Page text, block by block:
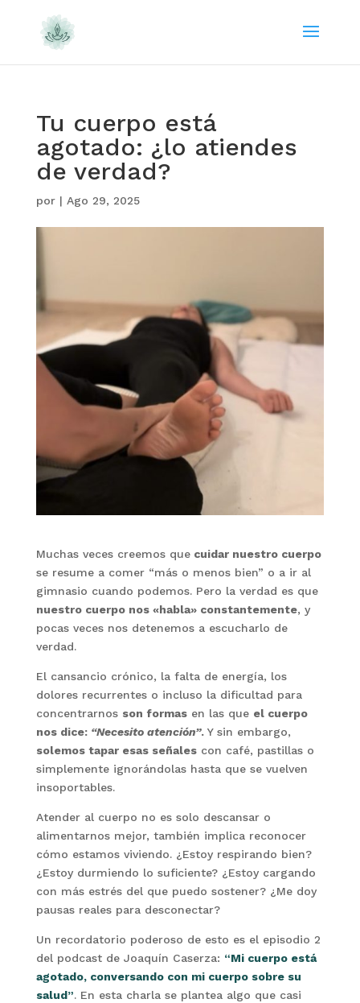
Tu cuerpo está
agotado: ¿lo atiendes
de verdad?
por | Ago 29, 2025
Muchas veces creemos quecuidar nuestro cuerpo
se resume a comer “más o menos bien” o a ir al
gimnasio cuando podemos. Pero la verdad es que
nuestro cuerpo nos «habla» constantemente, y
pocas veces nos detenemos a escucharlo de
verdad.
El cansancio crónico, la falta de energía, los
dolores recurrentes o incluso la dificultad para
concentrarnos son formasen las que el cuerpo
nos dice: “Necesito atención”.Y sin embargo,
solemos tapar esas señalescon café, pastillas o
simplemente ignorándolas hasta que se vuelven
insoportables.
Atender al cuerpo no es solo descansar o
alimentarnos mejor, también implica reconocer
cómo estamos viviendo. ¿Estoy respirando bien?
¿Estoy durmiendo lo suficiente? ¿Estoy cargando
con más estrés del que puedo sostener? ¿Me doy
pausas reales para desconectar?
Un recordatorio poderoso de esto es el episodio 2
del podcast de Joaquín Caserza: “Mi cuerpo está
agotado, conversando con mi cuerpo sobre su
salud”. En esta charla se plantea algo que casi